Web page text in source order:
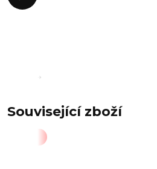
Související zboží